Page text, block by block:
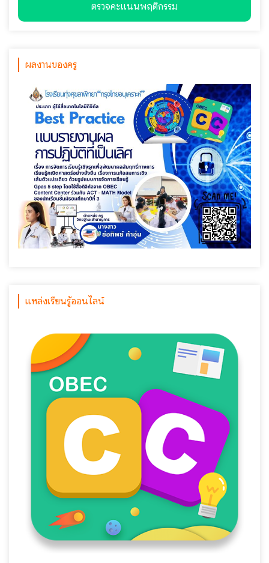
ตรวจคะแนนพฤติกรรม
ผลงานของครู
แหล่งเรียนรู้ออนไลน์